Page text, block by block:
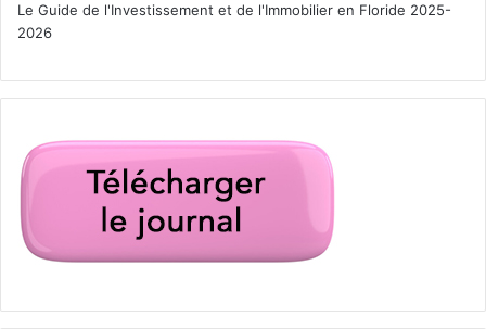
Le Guide de l'Investissement et de l'Immobilier en Floride 2025-
2026